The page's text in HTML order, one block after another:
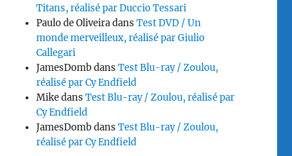
Titans, réalisé par Duccio Tessari
Paulo de OliveiradansTest DVD / Un
monde merveilleux, réalisé par Giulio
Callegari
JamesDombdansTest Blu-ray / Zoulou,
réalisé par Cy Endfield
MikedansTest Blu-ray / Zoulou, réalisé par
Cy Endfield
JamesDombdansTest Blu-ray / Zoulou,
réalisé par Cy Endfield